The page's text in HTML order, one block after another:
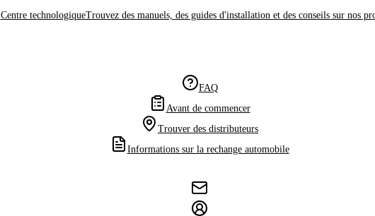
Centre technologiqueTrouvez des manuels, des guides d'installation et des conseils sur nos
FAQ
Avant de commencer
Trouver des distributeurs
Informations sur la rechange automobile